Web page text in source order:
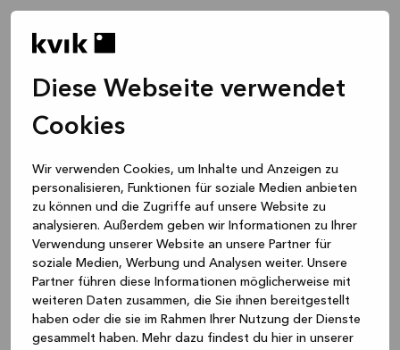
Diese Webseite verwendet
Cookies
Wir verwenden Cookies, um Inhalte und Anzeigen zu
personalisieren, Funktionen für soziale Medien anbieten
zu können und die Zugriffe auf unsere Website zu
analysieren. Außerdem geben wir Informationen zu Ihrer
Verwendung unserer Website an unsere Partner für
soziale Medien, Werbung und Analysen weiter. Unsere
Partner führen diese Informationen möglicherweise mit
weiteren Daten zusammen, die Sie ihnen bereitgestellt
haben oder die sie im Rahmen Ihrer Nutzung der Dienste
gesammelt haben. Mehr dazu findest du hier in unserer